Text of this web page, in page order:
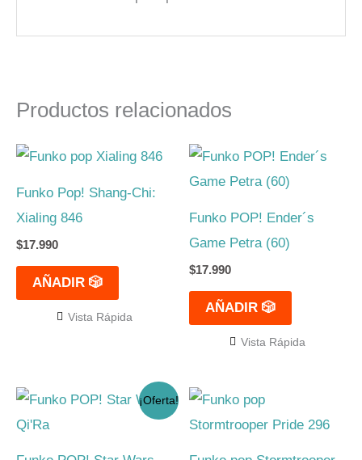
Productos relacionados
Funko Pop! Shang-Chi:
Xialing 846
$17.990
AÑADIR 🎲
Vista Rápida
Funko POP! Ender´s
Game Petra (60)
$17.990
AÑADIR 🎲
Vista Rápida
¡Oferta!
El
$17.990.
El
$14.990.